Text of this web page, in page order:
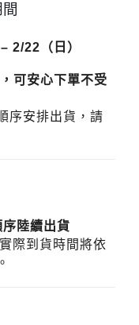
2/22（日）
可安心下單不受
序安排出貨，請
陸續出貨
際到貨時間將依